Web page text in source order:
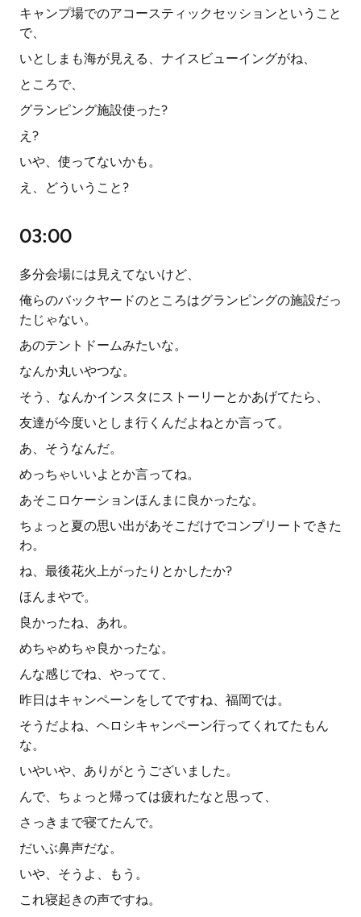
キャンプ場でのアコースティックセッションということ
で、
いとしまも海が見える、ナイスビューイングがね、
ところで、
グランピング施設使った?
え?
いや、使ってないかも。
え、どういうこと?
03:00
多分会場には見えてないけど、
俺らのバックヤードのところはグランピングの施設だっ
たじゃない。
あのテントドームみたいな。
なんか丸いやつな。
そう、なんかインスタにストーリーとかあげてたら、
友達が今度いとしま行くんだよねとか言って。
あ、そうなんだ。
めっちゃいいよとか言ってね。
あそこロケーションほんまに良かったな。
ちょっと夏の思い出があそこだけでコンプリートできた
わ。
ね、最後花火上がったりとかしたか?
ほんまやで。
良かったね、あれ。
めちゃめちゃ良かったな。
んな感じでね、やってて、
昨日はキャンペーンをしてですね、福岡では。
そうだよね、ヘロシキャンペーン行ってくれてたもん
な。
いやいや、ありがとうございました。
んで、ちょっと帰っては疲れたなと思って、
さっきまで寝てたんで。
だいぶ鼻声だな。
いや、そうよ、もう。
これ寝起きの声ですね。